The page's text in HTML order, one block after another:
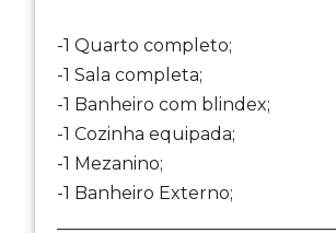
-1 Quarto completo;
-1 Sala completa;
-1 Banheiro com blindex;
-1 Cozinha equipada;
-1 Mezanino;
-1 Banheiro Externo;